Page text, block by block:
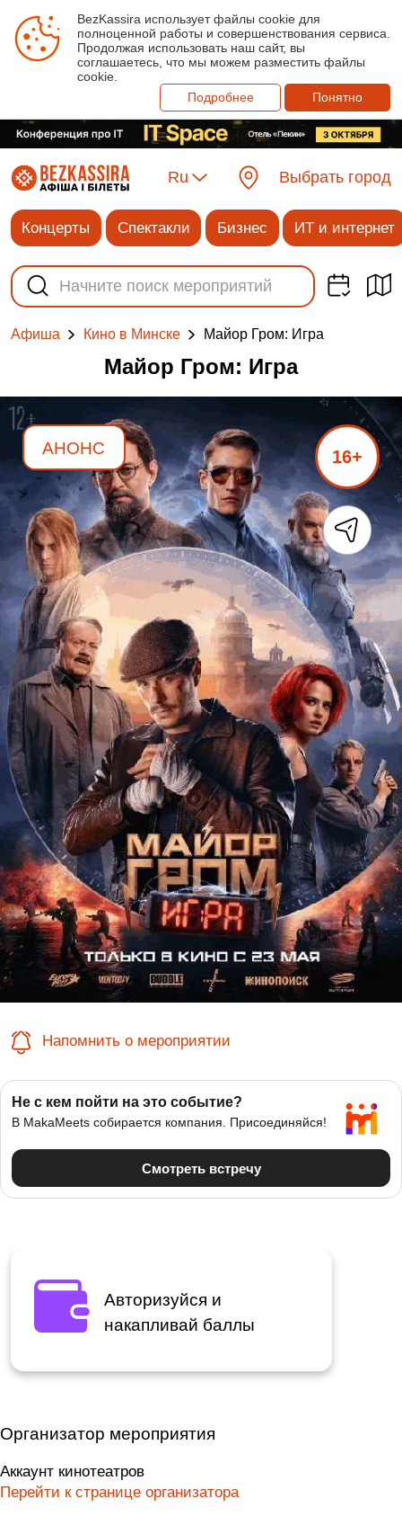
BezKassira использует файлы cookie для
полноценной работы и совершенствования сервиса.
Продолжая использовать наш сайт, вы
соглашаетесь, что мы можем разместить файлы
cookie.
Подробнее
Понятно
Ru Выбрать город
Концерты Спектакли Бизнес ИТ и интернет
Афиша Кино в Минске Майор Гром: Игра
Майор Гром: Игра
АНОНС 16+
Напомнить о мероприятии
Авторизуйся и
накапливай баллы
Организатор мероприятия
Аккаунт кинотеатров
Перейти к странице организатора